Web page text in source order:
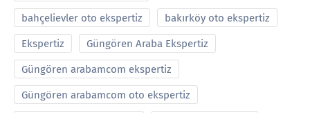
bahçelievler oto ekspertiz bakırköy oto ekspertiz
Ekspertiz Güngören Araba Ekspertiz
Güngören arabamcom ekspertiz
Güngören arabamcom oto ekspertiz